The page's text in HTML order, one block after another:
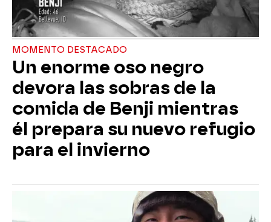
MOMENTO DESTACADO
Un enorme oso negro
devora las sobras de la
comida de Benji mientras
él prepara su nuevo refugio
para el invierno